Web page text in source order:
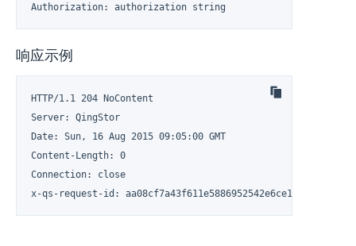
Authorization: authorization string
响应示例
HTTP/1.1 204 NoContent
Server: QingStor
Date: Sun, 16 Aug 2015 09:05:00 GMT
Content-Length: 0
Connection: close
x-qs-request-id: aa08cf7a43f611e5886952542e6ce14b